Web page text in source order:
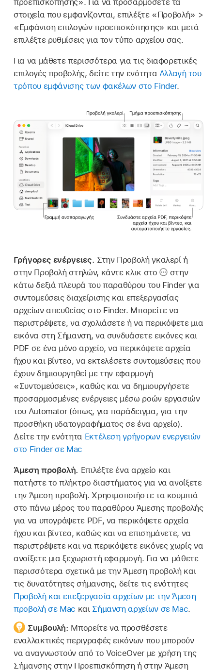
προεπισκόπησης». Για να προσαρμόσετε τα
στοιχεία που εμφανίζονται, επιλέξτε «Προβολή» >
«Εμφάνιση επιλογών προεπισκόπησης» και μετά
επιλέξτε ρυθμίσεις για τον τύπο αρχείου σας.
Για να μάθετε περισσότερα για τις διαφορετικές
επιλογές προβολής, δείτε την ενότητα Αλλαγή του
τρόπου εμφάνισης των φακέλων στο Finder.
Γρήγορες ενέργειες. Στην Προβολή γκαλερί ή
στην Προβολή στηλών, κάντε κλικ στο
στην
κάτω δεξιά πλευρά του παραθύρου του Finder για
συντομεύσεις διαχείρισης και επεξεργασίας
αρχείων απευθείας στο Finder. Μπορείτε να
περιστρέψετε, να σχολιάσετε ή να περικόψετε μια
εικόνα στη Σήμανση, να συνδυάσετε εικόνες και
PDF σε ένα μόνο αρχείο, να περικόψετε αρχεία
ήχου και βίντεο, να εκτελέσετε συντομεύσεις που
έχουν δημιουργηθεί με την εφαρμογή
«Συντομεύσεις», καθώς και να δημιουργήσετε
προσαρμοσμένες ενέργειες μέσω ροών εργασιών
του Automator (όπως, για παράδειγμα, για την
προσθήκη υδατογραφήματος σε ένα αρχείο).
Δείτε την ενότητα Εκτέλεση γρήγορων ενεργειών
στο Finder σε Mac
Άμεση προβολή. Επιλέξτε ένα αρχείο και
πατήστε το πλήκτρο διαστήματος για να ανοίξετε
την Άμεση προβολή. Χρησιμοποιήστε τα κουμπιά
στο πάνω μέρος του παραθύρου Άμεσης προβολής
για να υπογράψετε PDF, να περικόψετε αρχεία
ήχου και βίντεο, καθώς και να επισημάνετε, να
περιστρέψετε και να περικόψετε εικόνες χωρίς να
ανοίξετε μια ξεχωριστή εφαρμογή. Για να μάθετε
περισσότερα σχετικά με την Άμεση προβολή και
τις δυνατότητες σήμανσης, δείτε τις ενότητες
Προβολή και επεξεργασία αρχείων με την Άμεση
προβολή σε Mac και Σήμανση αρχείων σε Mac.
Συμβουλή: Μπορείτε να προσθέσετε
εναλλακτικές περιγραφές εικόνων που μπορούν
να αναγνωστούν από το VoiceOver με χρήση της
Σήμανσης στην Προεπισκόπηση ή στην Άμεση